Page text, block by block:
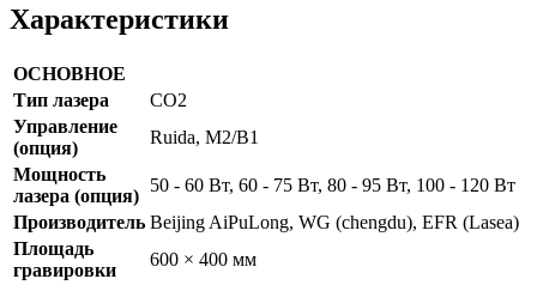
Характеристики
ОСНОВНОЕ
Тип лазера
CO2
Управление
(опция)
Ruida, M2/B1
Мощность
лазера (опция)
50 - 60 Вт, 60 - 75 Вт, 80 - 95 Вт, 100 - 120 Вт
Производитель Beijing AiPuLong, WG (chengdu), EFR (Lasea)
Площадь
гравировки
600 × 400 мм